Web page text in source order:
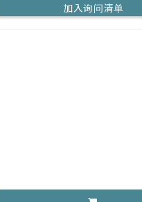
加入询问清单